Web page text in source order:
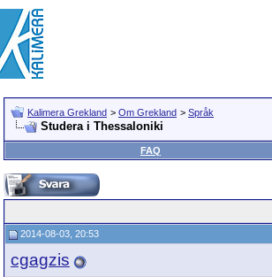
Kalimera Grekland > Om Grekland > Språk
Studera i Thessaloniki
FAQ
2014-08-03, 20:53
cgagzis